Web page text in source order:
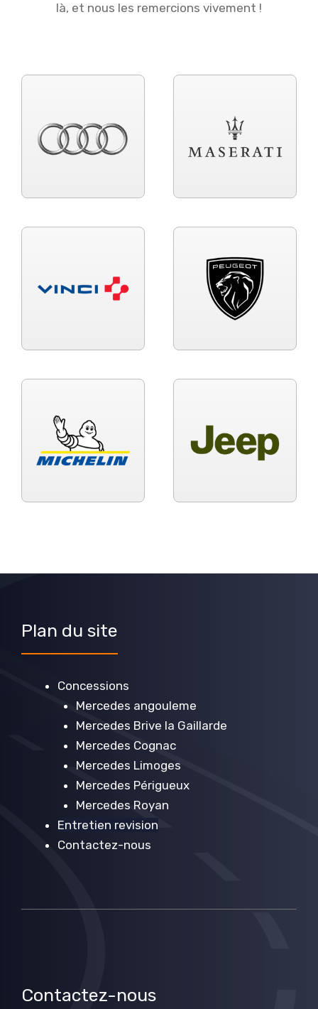
là, et nous les remercions vivement !
Plan du site
Concessions
Mercedes angouleme
Mercedes Brive la Gaillarde
Mercedes Cognac
Mercedes Limoges
Mercedes Périgueux
Mercedes Royan
Entretien revision
Contactez-nous
Contactez-nous